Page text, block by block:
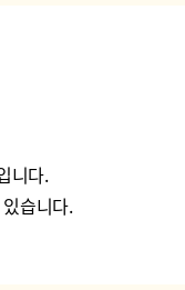
니다.
습니다.